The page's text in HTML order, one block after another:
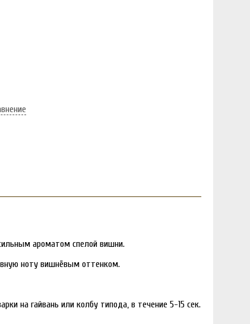
ароматом спелой вишни.
ноту вишнёвым оттенком.
на гайвань или колбу типода, в течение 5-15 сек.